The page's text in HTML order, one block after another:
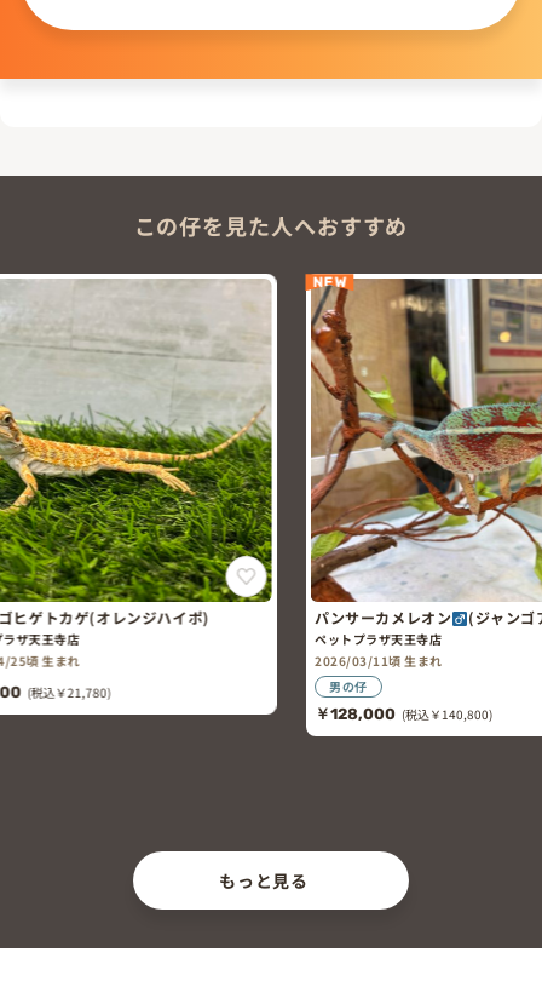
この仔を見た人へおすすめ
)
NEW
パンサーカメレオン (ジャンゴア)ｃｂ
￥128,000 (税込￥140,800)
NEW
ガーゴ
もっと見る